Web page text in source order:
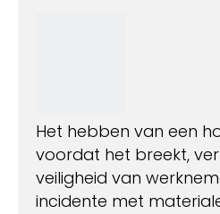
Het hebben van een
voordat het breekt,
veiligheid van
incidente met